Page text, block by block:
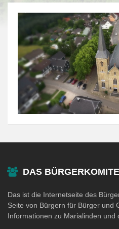
DAS
Das ist die Internetseite des
Seite von Bürgern für Bürger und
Informationen zu Marialinden und